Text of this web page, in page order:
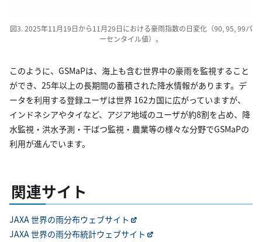
図3. 2025年11月19日から11月29日における豪雨指数の日変化（90, 95, 99パ
ーセンタイル値）。
このように、GSMaPは、海上も含む世界中の豪雨を監視すること
ができ、25年以上の長期間の蓄積された降水情報があります。デ
ータを利用する登録ユーザは世界 162カ国に広がっていますが、
インドネシアやタイなど、アジア地域のユーザが約8割を占め、降
水監視・洪水予測・干ばつ監視・農業等の様々な分野でGSMaPの
利用が進んでいます。
関連サイト
JAXA 世界の雨分布ウェブサイト
JAXA 世界の雨分布統計ウェブサイト